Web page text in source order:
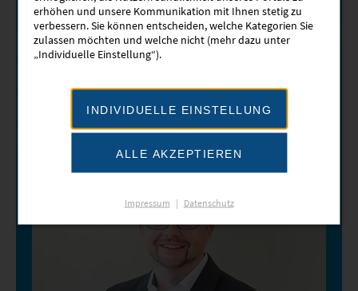
Maschinenbau studiert.
Was macht Herr Karl heute?
erhöhen und unsere Kommunikation mit Ihnen stetig zu
verbessern. Sie können entscheiden, welche Kategorien Sie
zulassen möchten und welche nicht (mehr dazu unter
„Individuelle Einstellung“).
INDIVIDUELLE EINSTELLUNG
ALLE AKZEPTIEREN
Impressum | Datenschutz